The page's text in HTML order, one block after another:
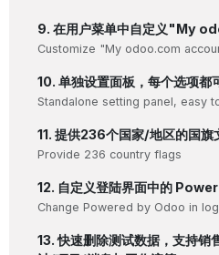
9. 在用户菜单中自定义"My
Customize "My odoo.com
10. 单独设置面板，每个选项都
Standalone setting panel, easy
11. 提供236个国家/地区的国旗
Provide 236 country flags
12. 自定义登陆界面中的
Change Powered by Odoo in
13. 快速删除测试数据，支持